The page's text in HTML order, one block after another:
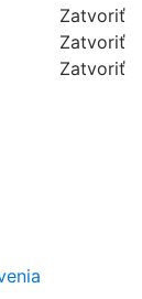
Zatvoriť
Zatvoriť
Zatvoriť